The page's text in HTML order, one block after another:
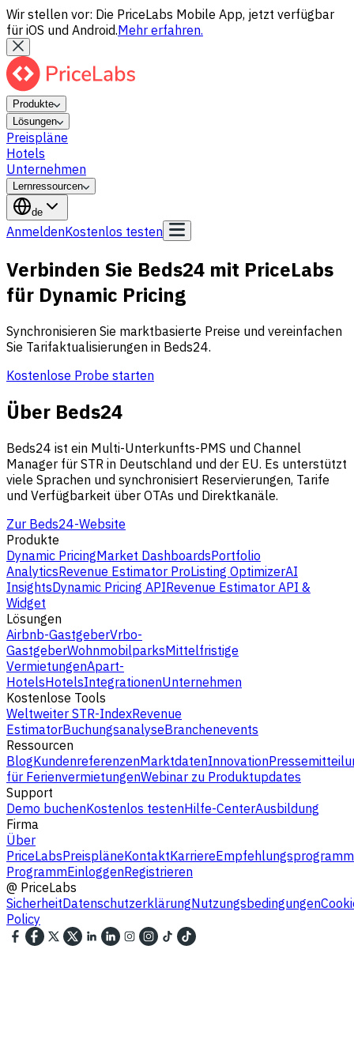
Wir stellen vor: Die PriceLabs Mobile App, jetzt verfügbar
für iOS und Android.Mehr erfahren.
Produkte
Lösungen
Preispläne
Hotels
Unternehmen
Lernressourcen
de
AnmeldenKostenlos testen
Verbinden Sie Beds24 mit PriceLabs
für Dynamic Pricing
Synchronisieren Sie marktbasierte Preise und vereinfachen
Sie Tarifaktualisierungen in Beds24.
Kostenlose Probe starten
Über Beds24
Beds24 ist ein Multi-Unterkunfts-PMS und Channel
Manager für STR in Deutschland und der EU. Es unterstützt
viele Sprachen und synchronisiert Reservierungen, Tarife
und Verfügbarkeit über OTAs und Direktkanäle.
Zur Beds24-Website
Produkte
Dynamic PricingMarket DashboardsPortfolio
AnalyticsRevenue Estimator ProListing OptimizerAI
InsightsDynamic Pricing APIRevenue Estimator API &
Widget
Lösungen
Airbnb-GastgeberVrbo-
GastgeberWohnmobilparksMittelfristige
VermietungenApart-
HotelsHotelsIntegrationenUnternehmen
Kostenlose Tools
Weltweiter STR-IndexRevenue
EstimatorBuchungsanalyseBranchenevents
Ressourcen
BlogKundenreferenzenMarktdatenInnovation
für FerienvermietungenWebinar zu Produktupdates
Support
Demo buchenKostenlos testenHilfe-CenterAusbildung
Firma
Über
PriceLabsPreispläneKontaktKarriereEmpfehlungsprogramm
ProgrammEinloggenRegistrieren
@ PriceLabs
SicherheitDatenschutzerklärungNutzungsbedingungen
Policy